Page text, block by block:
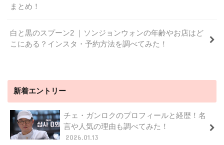
まとめ！
白と黒のスプーン2 ｜ソンジョンウォンの年齢やお店はど
こにある？インスタ・予約方法を調べてみた！
新着エントリー
チェ・ガンロクのプロフィールと経歴！名
言や人気の理由も調べてみた！
2026.01.13